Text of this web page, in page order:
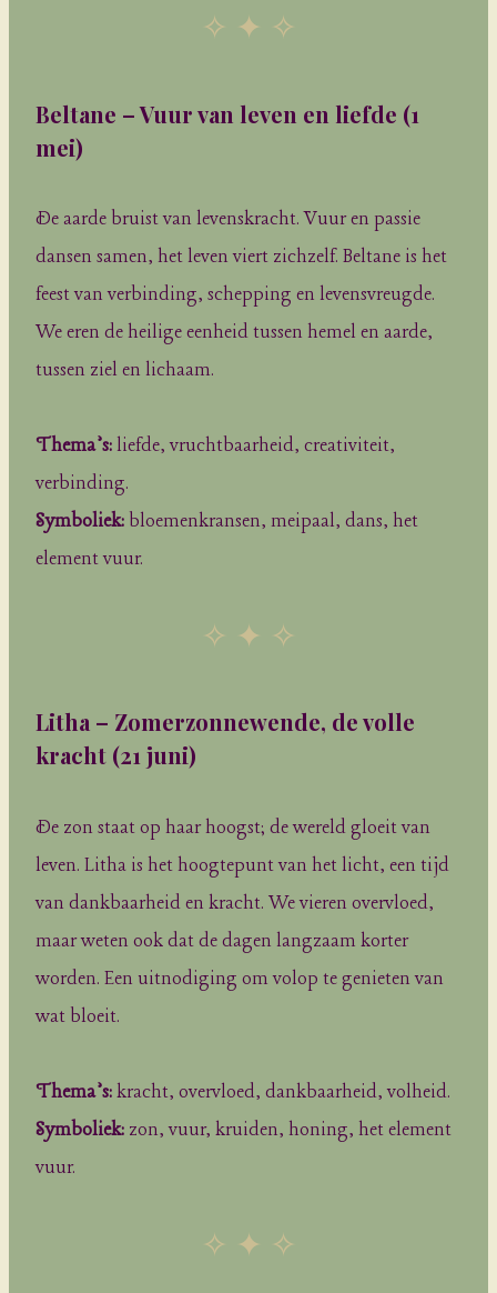
✧ ✦ ✧
Beltane – Vuur van leven en liefde (1
mei)
De aarde bruist van levenskracht. Vuur en passie
dansen samen, het leven viert zichzelf. Beltane is het
feest van verbinding, schepping en levensvreugde.
We eren de heilige eenheid tussen hemel en aarde,
tussen ziel en lichaam.
Thema’s:liefde, vruchtbaarheid, creativiteit,
verbinding.
Symboliek: bloemenkransen, meipaal, dans, het
element vuur.
✧ ✦ ✧
Litha – Zomerzonnewende, de volle
kracht (21 juni)
De zon staat op haar hoogst; de wereld gloeit van
leven. Litha is het hoogtepunt van het licht, een tijd
van dankbaarheid en kracht. We vieren overvloed,
maar weten ook dat de dagen langzaam korter
worden. Een uitnodiging om volop te genieten van
wat bloeit.
Thema’s:kracht, overvloed, dankbaarheid, volheid.
Symboliek: zon, vuur, kruiden, honing, het element
vuur.
✧ ✦ ✧